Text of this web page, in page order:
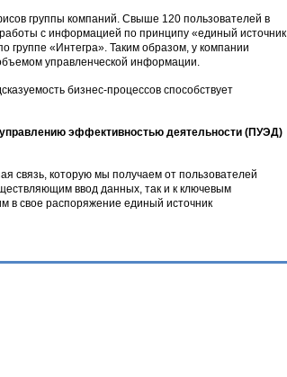
группы компаний. Свыше 120 пользователей в
с информацией по принципу «единый источник
«Интегра». Таким образом, у компании
управленческой информации.
бизнес-процессов способствует
эффективностью деятельности (ПУЭД)
связь, которую мы получаем от пользователей
ввод данных, так и к ключевым
в свое распоряжение единый источник